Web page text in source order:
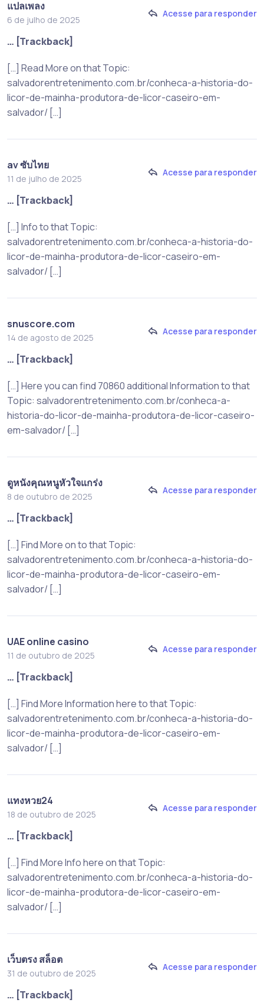
แปลเพลง
6 de julho de 2025
Acesse para responder
… [Trackback]
[…] Read More on that Topic:
salvadorentretenimento.com.br/conheca-a-historia-do-
licor-de-mainha-produtora-de-licor-caseiro-em-
salvador/ […]
av ซับไทย
11 de julho de 2025
Acesse para responder
… [Trackback]
[…] Info to that Topic:
salvadorentretenimento.com.br/conheca-a-historia-do-
licor-de-mainha-produtora-de-licor-caseiro-em-
salvador/ […]
snuscore.com
14 de agosto de 2025
Acesse para responder
… [Trackback]
[…] Here you can find 70860 additional Information to that
Topic: salvadorentretenimento.com.br/conheca-a-
historia-do-licor-de-mainha-produtora-de-licor-caseiro-
em-salvador/ […]
ดูหนังคุณหนูหัวใจแกร่ง
8 de outubro de 2025
Acesse para responder
… [Trackback]
[…] Find More on to that Topic:
salvadorentretenimento.com.br/conheca-a-historia-do-
licor-de-mainha-produtora-de-licor-caseiro-em-
salvador/ […]
UAE online casino
11 de outubro de 2025
Acesse para responder
… [Trackback]
[…] Find More Information here to that Topic:
salvadorentretenimento.com.br/conheca-a-historia-do-
licor-de-mainha-produtora-de-licor-caseiro-em-
salvador/ […]
แทงหวย24
18 de outubro de 2025
Acesse para responder
… [Trackback]
[…] Find More Info here on that Topic:
salvadorentretenimento.com.br/conheca-a-historia-do-
licor-de-mainha-produtora-de-licor-caseiro-em-
salvador/ […]
เว็บตรง สล็อต
31 de outubro de 2025
Acesse para responder
… [Trackback]